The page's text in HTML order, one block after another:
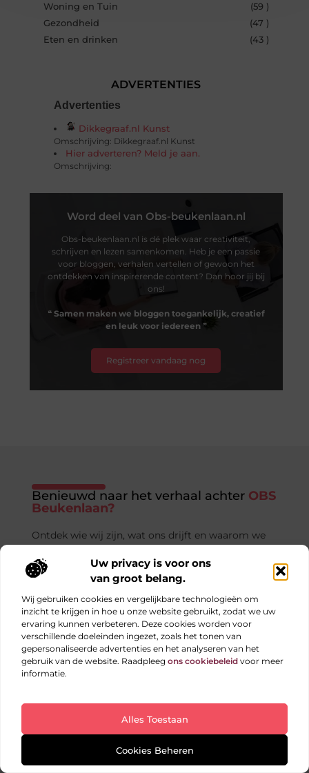
Uw privacy is voor ons
van groot belang.
Wij gebruiken cookies en vergelijkbare technologieën om
inzicht te krijgen in hoe u onze website gebruikt, zodat we uw
ervaring kunnen verbeteren. Deze cookies worden voor
verschillende doeleinden ingezet, zoals het tonen van
gepersonaliseerde advertenties en het analyseren van het
gebruik van de website. Raadpleeg ons cookiebeleid voor meer
informatie.
Alles Toestaan
Cookies Beheren
Woning en Tuin
(59 )
Gezondheid
(47 )
Eten en drinken
(43 )
ADVERTENTIES
Advertenties
Dikkegraaf.nl Kunst
Omschrijving: Dikkegraaf.nl Kunst
Hier adverteren? Meld je aan.
Omschrijving:
Word deel van Obs-beukenlaan.nl
Obs-beukenlaan.nl is dé plek waar creativiteit,
schrijven en lezen samenkomen. Heb je een passie
voor bloggen, verhalen vertellen of gewoon het
ontdekken van inspirerende content? Dan hoor jij bij
ons!
❝ Samen maken we bloggen toegankelijk, creatief
en leuk voor iedereen❞
Registreer vandaag nog
Benieuwd naar het verhaal achter OBS
Beukenlaan?
Ontdek wie wij zijn, wat ons drijft en waarom we
missie is helder: inzicht en inspiratie bieden door
de kracht van woorden. Wij geloven in de impact
van authentieke verhalen die het dagelijks leven
verrijken.
Lees meer over ons